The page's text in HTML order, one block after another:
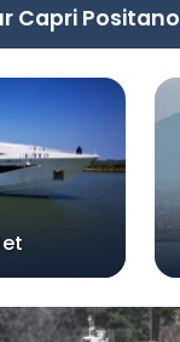
Capri Positano